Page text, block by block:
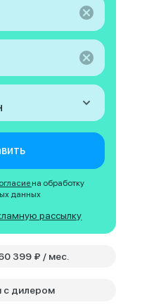
на обработку
данных
рассылку
от 60 399 ₽ / мес.
с дилером